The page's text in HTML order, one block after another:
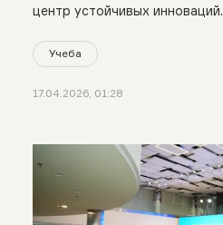
центр устойчивых инноваций.
Учеба
17.04.2026, 01:28